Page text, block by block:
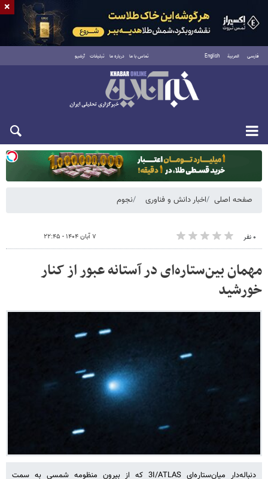
فارسی العربية English تماس با ما درباره ما تبلیغات آرشیو
دوشنبه ۱۹ مرداد ۱۴۰۵
صفحه اصلی اخبار دانش و فناوری نجوم
۰ نفر ۷ آبان ۱۴۰۴ - ۲۲:۴۵
مهمان بین‌ستاره‌ای در آستانه عبور از کنار
خورشید
دنباله‌دار میان‌ستاره‌ای 3I/ATLAS که از بیرون منظومه شمسی به سمت
×